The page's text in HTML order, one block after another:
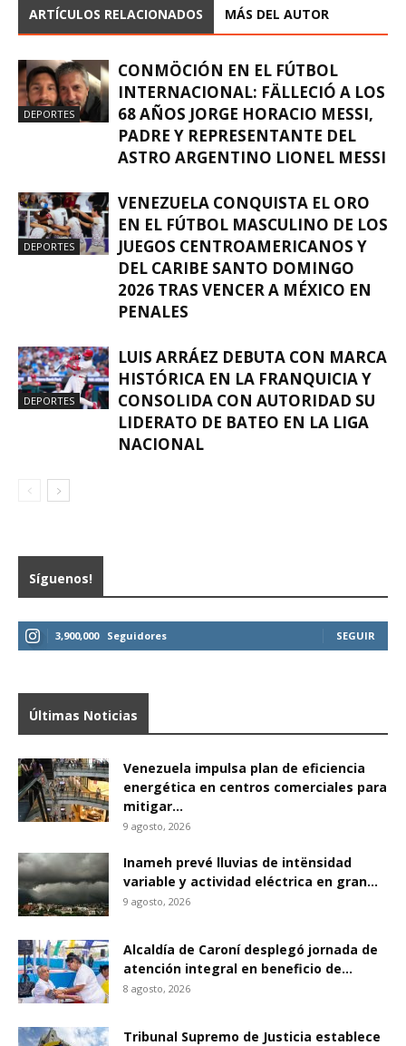
ARTÍCULOS RELACIONADOS MÁS DEL AUTOR
DEPORTES
CONMÖCIÓN EN EL FÚTBOL
INTERNACIONAL: FÄLLECIÓ A LOS
68 AÑOS JORGE HORACIO MESSI,
PADRE Y REPRESENTANTE DEL
ASTRO ARGENTINO LIONEL MESSI
DEPORTES
VENEZUELA CONQUISTA EL ORO
EN EL FÚTBOL MASCULINO DE LOS
JUEGOS CENTROAMERICANOS Y
DEL CARIBE SANTO DOMINGO
2026 TRAS VENCER A MÉXICO EN
PENALES
DEPORTES
LUIS ARRÁEZ DEBUTA CON MARCA
HISTÓRICA EN LA FRANQUICIA Y
CONSOLIDA CON AUTORIDAD SU
LIDERATO DE BATEO EN LA LIGA
NACIONAL
Síguenos!
3,900,000 Seguidores SEGUIR
Últimas Noticias
Venezuela impulsa plan de eficiencia
energética en centros comerciales para
mitigar...
9 agosto, 2026
Inameh prevé lluvias de intënsidad
variable y actividad eléctrica en gran...
9 agosto, 2026
Alcaldía de Caroní desplegó jornada de
atención integral en beneficio de...
8 agosto, 2026
Tribunal Supremo de Justicia establece